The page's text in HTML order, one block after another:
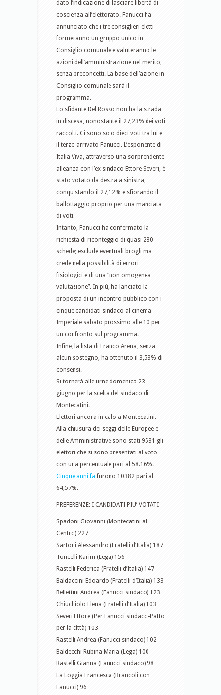
dato l’indicazione di lasciare libertà di
coscienza all’elettorato. Fanucci ha
annunciato che i tre consiglieri eletti
formeranno un gruppo unico in
Consiglio comunale e valuteranno le
azioni dell’amministrazione nel merito,
senza preconcetti. La base dell’azione in
Consiglio comunale sarà il
programma.
Lo sfidante Del Rosso non ha la strada
in discesa, nonostante il 27,23% dei voti
raccolti. Ci sono solo dieci voti tra lui e
il terzo arrivato Fanucci. L’esponente di
Italia Viva, attraverso una sorprendente
alleanza con l’ex sindaco Ettore Severi, è
stato votato da destra a sinistra,
conquistando il 27,12% e sfiorando il
ballottaggio proprio per una manciata
di voti.
Intanto, Fanucci ha confermato la
richiesta di riconteggio di quasi 280
schede; esclude eventuali brogli ma
crede nella possibilità di errori
fisiologici e di una “non omogenea
valutazione”. In più, ha lanciato la
proposta di un incontro pubblico con i
cinque candidati sindaco al cinema
Imperiale sabato prossimo alle 10 per
un confronto sul programma.
Infine, la lista di Franco Arena, senza
alcun sostegno, ha ottenuto il 3,53% di
consensi.
Si tornerà alle urne domenica 23
giugno per la scelta del sindaco di
Montecatini.
Elettori ancora in calo a Montecatini.
Alla chiusura dei seggi delle Europee e
delle Amministrative sono stati 9531 gli
elettori che si sono presentati al voto
con una percentuale pari al 58.16%.
Cinque anni fa furono 10382 pari al
64,57%.
PREFERENZE: I CANDIDATI PIU’ VOTATI
Spadoni Giovanni (Montecatini al
Centro) 227
Sartoni Alessandro (Fratelli d’Italia) 187
Toncelli Karim (Lega) 156
Rastelli Federica (Fratelli d’Italia) 147
Baldaccini Edoardo (Fratelli d’Italia) 133
Bellettini Andrea (Fanucci sindaco) 123
Chiuchiolo Elena (Fratelli d’Italia) 103
Severi Ettore (Per Fanucci sindaco-Patto
per la città) 103
Rastelli Andrea (Fanucci sindaco) 102
Baldecchi Rubina Maria (Lega) 100
Rastelli Gianna (Fanucci sindaco) 98
La Loggia Francesca (Brancoli con
Fanucci) 96